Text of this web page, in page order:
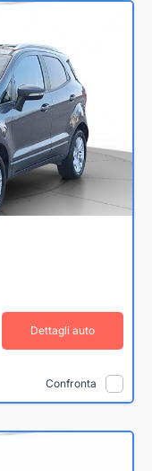
Dettagli auto
Confronta